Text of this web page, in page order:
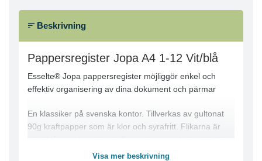
Beskrivning
Pappersregister Jopa A4 1-12 Vit/blå
Esselte® Jopa pappersregister möjliggör enkel och
effektiv organisering av dina dokument och pärmar
En klassiker på svenska kontor. Tillverkas av gultonat
90g kraftpapper som är klor och syrafritt. Flikarna är
Samtliga Jopa register är tillverkade av FSC® certifierat
Visa mer beskrivning